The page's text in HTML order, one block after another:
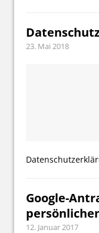
23. Mai 2018
Google-
12. Januar 2017